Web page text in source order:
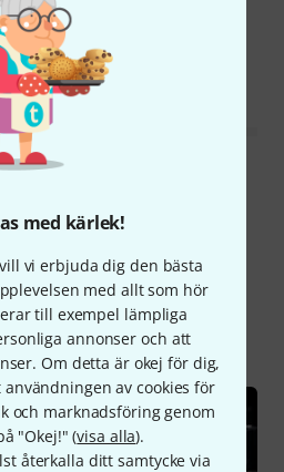
med kärlek!
vi erbjuda dig den bästa
med allt som hör
till exempel lämpliga
annonser och att
Om detta är okej för dig,
av cookies för
och marknadsföring genom
"Okej!" (visa alla).
återkalla ditt samtycke via
Easy to mount, very good
RECENSION
recensioner
du?
Onlineguide